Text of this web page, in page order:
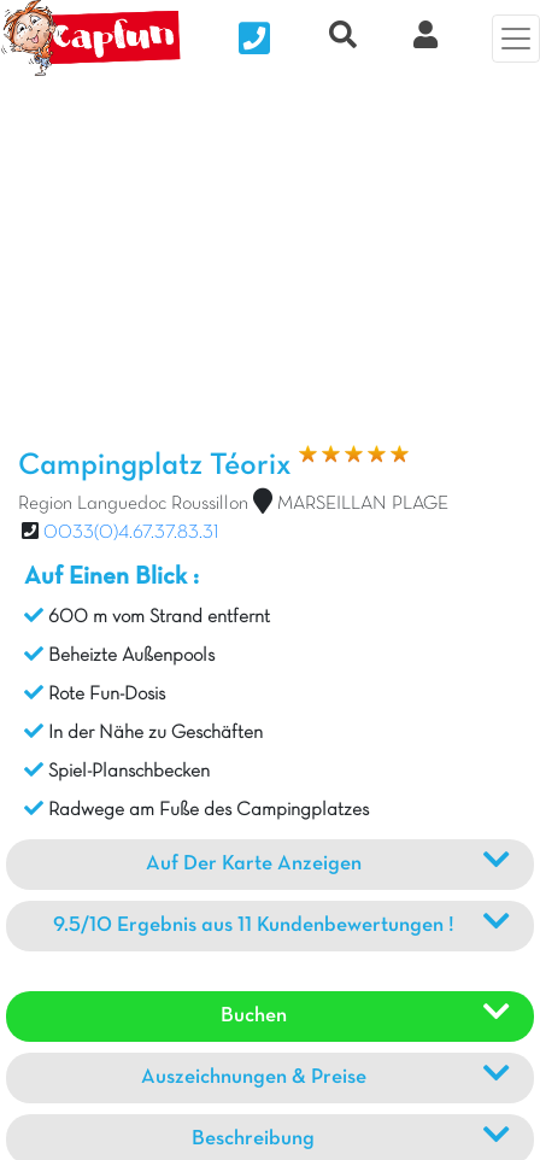
Nous contacterRecherche rapide
Clix
Campingplatz Téorix
Region Languedoc Roussillon
MARSEILLAN PLAGE
0033(0)4.67.37.83.31
Auf Einen Blick :
600 m vom Strand entfernt
Beheizte Außenpools
Rote Fun-Dosis
In der Nähe zu Geschäften
Spiel-Planschbecken
Radwege am Fuße des Campingplatzes
Auf Der Karte Anzeigen
9.5/10 Ergebnis aus 11 Kundenbewertungen !
Buchen
Auszeichnungen & Preise
Beschreibung